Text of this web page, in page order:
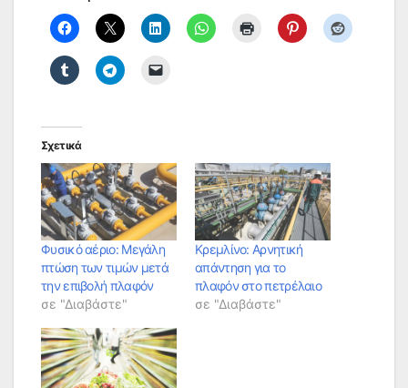
Σχετικά
Φυσικό αέριο: Μεγάλη
πτώση των τιμών μετά
την επιβολή πλαφόν
σε "Διαβάστε"
Κρεμλίνο: Αρνητική
απάντηση για το
πλαφόν στο πετρέλαιο
σε "Διαβάστε"